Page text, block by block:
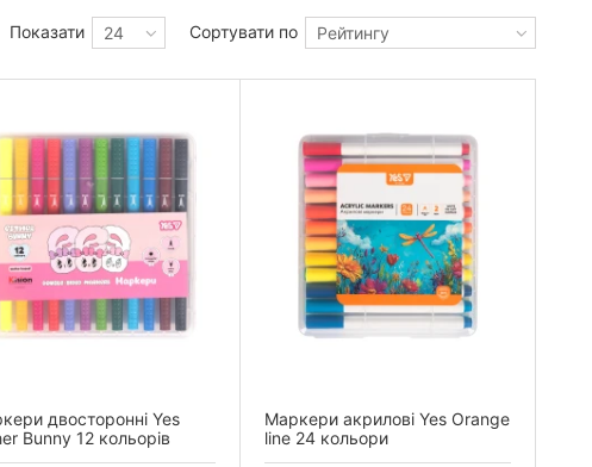
Сортувати по Рейтингу
Показати 24
двосторонні Yes
Bunny 12 кольорів
Маркери акрилові Yes Orange
line 24 кольори